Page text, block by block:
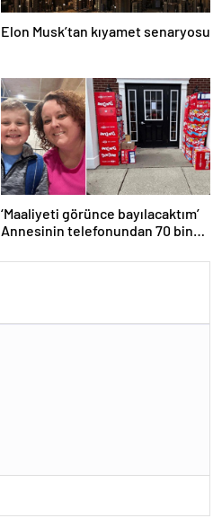
Elon Musk’tan kıyamet senaryosu
‘Maaliyeti görünce bayılacaktım’
Annesinin telefonundan 70 bin